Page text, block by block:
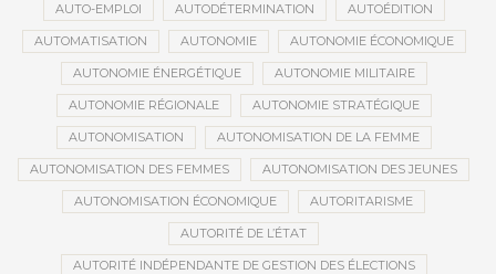
AUTO-EMPLOI AUTODÉTERMINATION AUTOÉDITION
AUTOMATISATION AUTONOMIE AUTONOMIE ÉCONOMIQUE
AUTONOMIE ÉNERGÉTIQUE AUTONOMIE MILITAIRE
AUTONOMIE RÉGIONALE AUTONOMIE STRATÉGIQUE
AUTONOMISATION AUTONOMISATION DE LA FEMME
AUTONOMISATION DES FEMMES AUTONOMISATION DES JEUNES
AUTONOMISATION ÉCONOMIQUE AUTORITARISME
AUTORITÉ DE L’ÉTAT
AUTORITÉ INDÉPENDANTE DE GESTION DES ÉLECTIONS